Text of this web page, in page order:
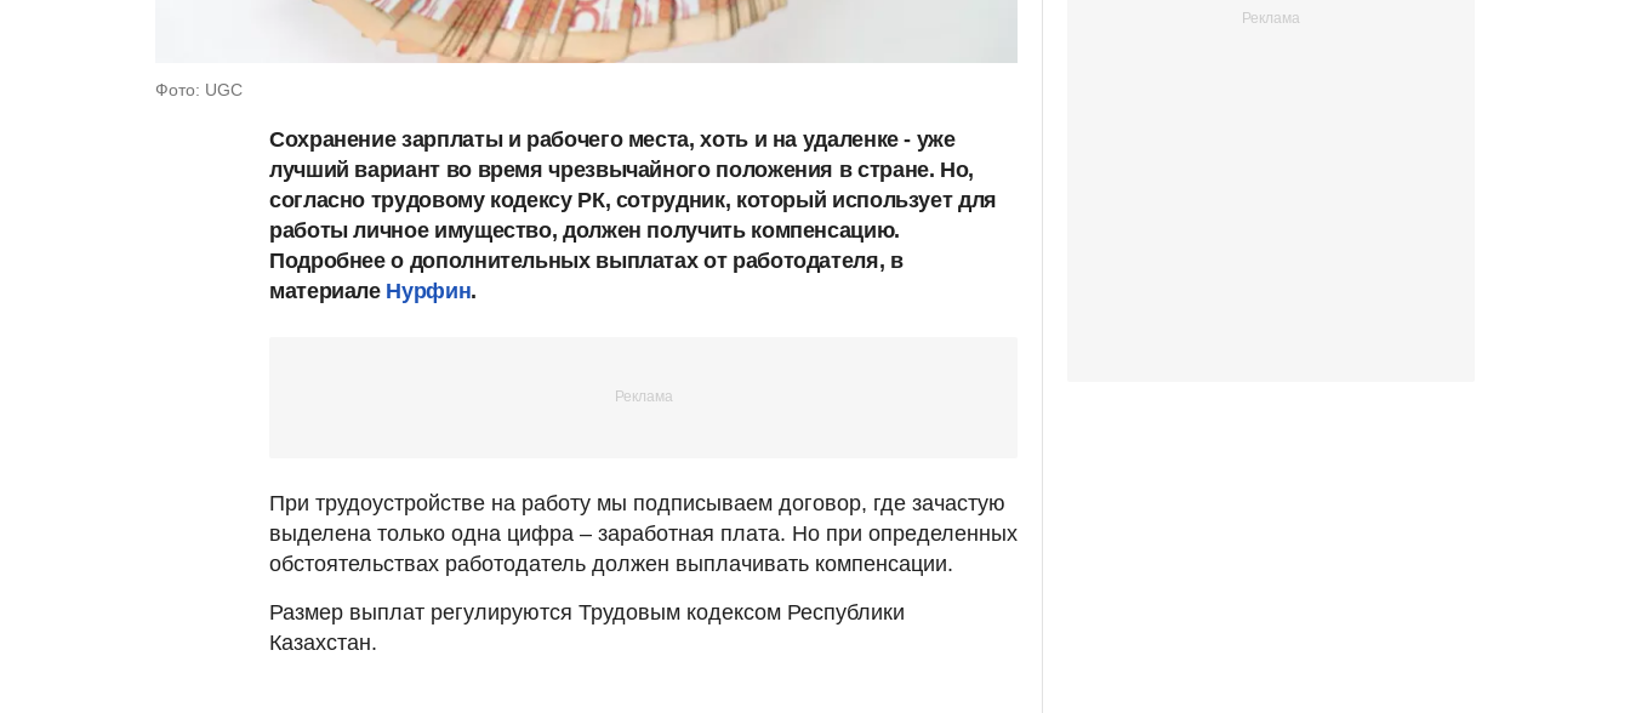
Фото: UGC
Сохранение зарплаты и рабочего места, хоть и на удаленке - уже
лучший вариант во время чрезвычайного положения в стране. Но,
согласно трудовому кодексу РК, сотрудник, который использует для
работы личное имущество, должен получить компенсацию.
Подробнее о дополнительных выплатах от работодателя, в
материале Нурфин.
При трудоустройстве на работу мы подписываем договор, где зачастую
выделена только одна цифра – заработная плата. Но при определенных
обстоятельствах работодатель должен выплачивать компенсации.
Размер выплат регулируются Трудовым кодексом Республики
Казахстан.